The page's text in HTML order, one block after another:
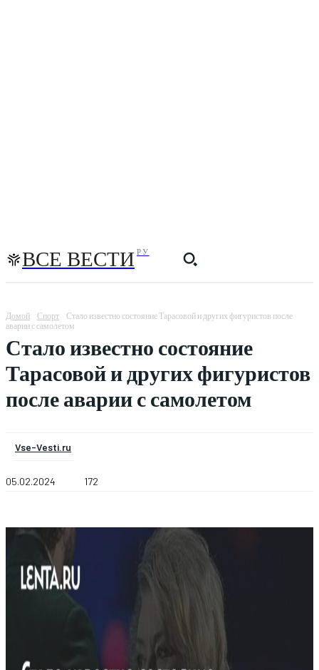
ВСЕ ВЕСТИ РУ
Домой Спорт
Стало известно состояние Тарасовой и других фигуристов после
аварии с самолетом
Стало известно состояние
Тарасовой и других фигуристов
после аварии с самолетом
Vse-Vesti.ru
05.02.2024 172